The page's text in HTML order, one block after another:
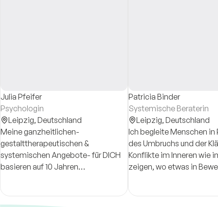
Julia Pfeifer
Psychologin
Leipzig, Deutschland
Meine ganzheitlichen-
gestalttherapeutischen &
systemischen Angebote- für DICH
basieren auf 10 Jahren
Menschen in Kliniken & Praxen.
Patricia Binder
Systemische Beraterin
Leipzig, Deutschland
Ich begleite Menschen in
des Umbruchs und der
Konflikte im Inneren wie
zeigen, wo etwas in
wir hin, ordnen,